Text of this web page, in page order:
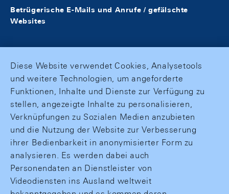
Betrügerische E-Mails und Anrufe / gefälschte
Websites
Diese Website verwendet Cookies, Analysetools
und weitere Technologien, um angeforderte
Funktionen, Inhalte und Dienste zur Verfügung zu
stellen, angezeigte Inhalte zu personalisieren,
Verknüpfungen zu Sozialen Medien anzubieten
und die Nutzung der Website zur Verbesserung
ihrer Bedienbarkeit in anonymisierter Form zu
analysieren. Es werden dabei auch
Personendaten an Dienstleister von
Videodiensten ins Ausland weltweit